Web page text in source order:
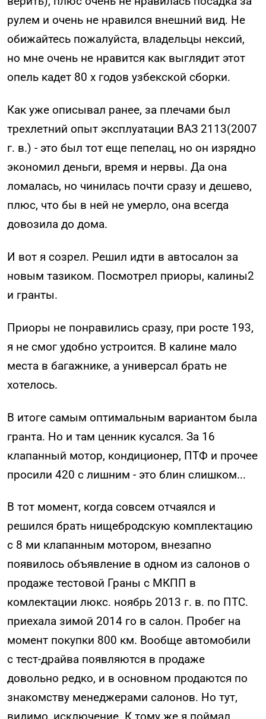
рулем и очень не нравился внешний вид. Не
обижайтесь пожалуйста, владельцы нексий,
но мне очень не нравится как выглядит этот
опель кадет 80 х годов узбекской сборки.
Как уже описывал ранее, за плечами был
трехлетний опыт эксплуатации ВАЗ 2113(2007
г. в.) - это был тот еще пепелац, но он изрядно
экономил деньги, время и нервы. Да она
ломалась, но чинилась почти сразу и дешево,
плюс, что бы в ней не умерло, она всегда
довозила до дома.
И вот я созрел. Решил идти в автосалон за
новым тазиком. Посмотрел приоры, калины2
и гранты.
Приоры не понравились сразу, при росте 193,
я не смог удобно устроится. В калине мало
места в багажнике, а универсал брать не
хотелось.
В итоге самым оптимальным вариантом была
гранта. Но и там ценник кусался. За 16
клапанный мотор, кондиционер, ПТФ и прочее
просили 420 с лишним - это блин слишком...
В тот момент, когда совсем отчаялся и
решился брать нищебродскую комплектацию
с 8 ми клапанным мотором, внезапно
появилось объявление в одном из салонов о
продаже тестовой Граны с МКПП в
комлектации люкс. ноябрь 2013 г. в. по ПТС.
приехала зимой 2014 го в салон. Пробег на
момент покупки 800 км. Вообще автомобили
с тест-драйва появляются в продаже
довольно редко, и в основном продаются по
знакомству менеджерами салонов. Но тут,